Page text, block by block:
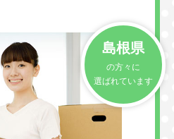
島根県
の方々に
選ばれています